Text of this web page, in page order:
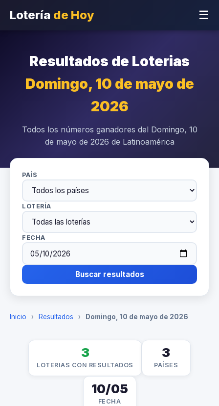
Lotería de Hoy ☰
Resultados de Loterias
Domingo, 10 de mayo de
2026
Todos los números ganadores del Domingo, 10
de mayo de 2026 de Latinoamérica
PAÍS
LOTERÍA
FECHA
Buscar resultados
Inicio › Resultados › Domingo, 10 de mayo de 2026
3
LOTERIAS CON RESULTADOS
3
PAÍSES
10/05
FECHA